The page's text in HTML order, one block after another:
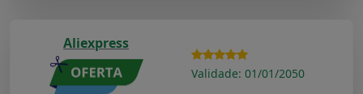
Aliexpress
Validade: 01/01/2050